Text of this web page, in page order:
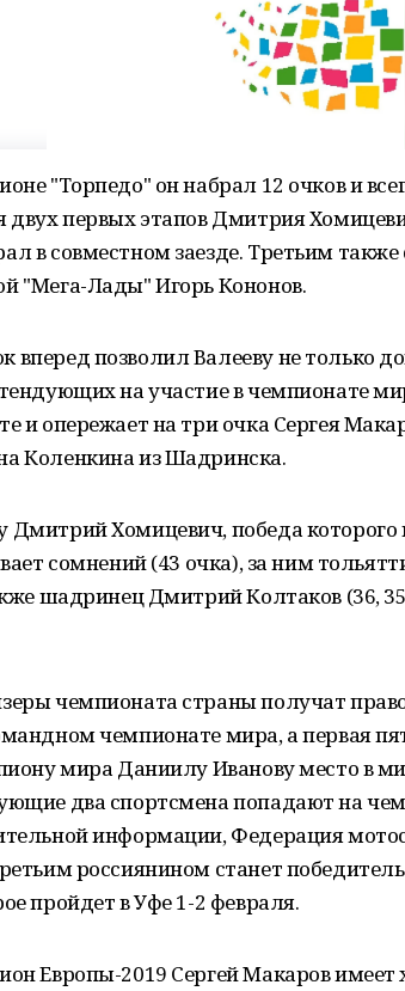
"Торпедо" он набрал 12 очков и
двух первых этапов Дмитрия
в совместном заезде. Третьим также
"Мега-Лады" Игорь Кононов.
позволил Валееву не только
на участие в чемпионате
и опережает на три очка Сергея
Коленкина из Шадринска.
Дмитрий Хомицевич, победа
сомнений (43 очка), за ним
шадринец Дмитрий Колтаков (36,
чемпионата страны получат
чемпионате мира, а первая
мира Даниилу Иванову место в
два спортсмена попадают на
информации, Федерация
россиянином станет
пройдет в Уфе 1-2 февраля.
Европы-2019 Сергей Макаров